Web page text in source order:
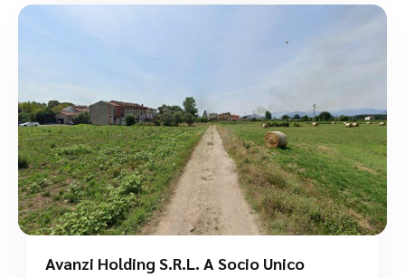
Avanzi Holding S.R.L. A Socio Unico